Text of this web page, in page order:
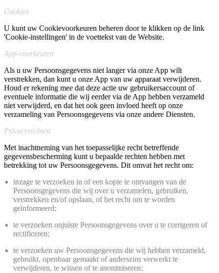
Cookies
U kunt uw Cookievoorkeuren beheren door te klikken op de link
'Cookie-instellingen' in de voettekst van de Website.
App-voorkeuren
Als u uw Persoonsgegevens niet langer via onze App wilt
verstrekken, dan kunt u onze App van uw apparaat verwijderen.
Houd er rekening mee dat deze actie uw gebruikersaccount of
eventuele informatie die wij eerder via de App hebben verzameld
niet verwijderd, en dat het ook geen invloed heeft op onze
verzameling van Persoonsgegevens via onze andere Diensten.
Privacyrechten
Met inachtneming van het toepasselijke recht betreffende
gegevensbescherming kunt u bepaalde rechten hebben met
betrekking tot uw Persoonsgegevens. Dit omvat het recht om:
inzage te verzoeken in of een kopie te ontvangen van de
Persoonsgegevens die wij over u verzamelen, gebruiken,
verstrekken en/of opslaan, of het recht om te worden
geïnformeerd;
te verzoeken onjuiste Persoonsgegevens over u te corrigeren of
rectificeren;
te verzoeken uw Persoonsgegevens die wij hebben verzameld,
gebruikt, openbaar gemaakt of anderszins verwerkt te
verwijderen, te wissen of te anonimiseren;